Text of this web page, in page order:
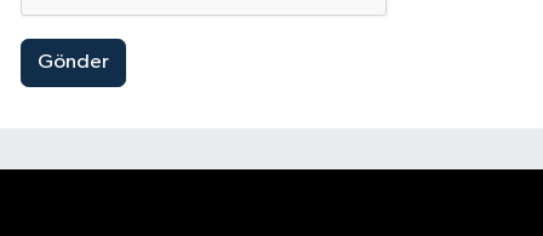
Gönder